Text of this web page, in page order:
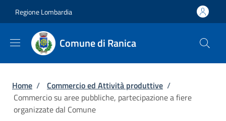
Regione Lombardia
Comune di Ranica
Briciole di pane
Home / Commercio ed Attività produttive /
Commercio su aree pubbliche, partecipazione a fiere
organizzate dal Comune